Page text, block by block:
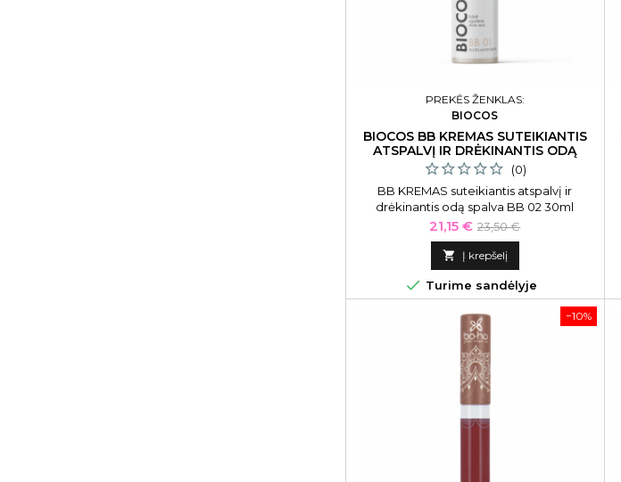
PREKĖS ŽENKLAS:
BIOCOS
BIOCOS BB KREMAS SUTEIKIANTIS
ATSPALVĮ IR DRĖKINANTIS ODĄ
SPALVA BB 02(0)
BB KREMAS suteikiantis atspalvį ir
drėkinantis odą spalva BB 02 30ml
Kaina
21,15 € Bazinė
kaina
23,50 €
 Į krepšelį
 Turime sandėlyje
−10%